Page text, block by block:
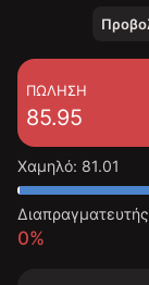
ΠΏΛΗΣΗ
85.95
Χαμηλό: 81.01
Διαπραγματευτής
0%